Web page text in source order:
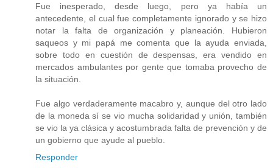
Fue inesperado, desde luego, pero ya había un
antecedente, el cual fue completamente ignorado y se hizo
notar la falta de organización y planeación. Hubieron
saqueos y mi papá me comenta que la ayuda enviada,
sobre todo en cuestión de despensas, era vendido en
mercados ambulantes por gente que tomaba provecho de
la situación.
Fue algo verdaderamente macabro y, aunque del otro lado
de la moneda sí se vio mucha solidaridad y unión, también
se vio la ya clásica y acostumbrada falta de prevención y de
un gobierno que ayude al pueblo.
Responder